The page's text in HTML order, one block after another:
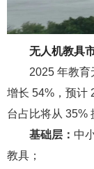
无人机教具
2025 年教育
增长 54%，预计
台占比将从 35%
基础层： 中
教具；